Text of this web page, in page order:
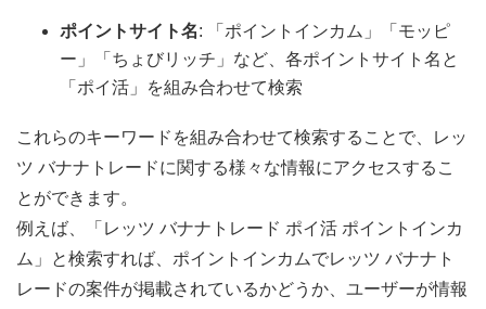
ポイントサイト名: 「ポイントインカム」「モッピ
ー」「ちょびリッチ」など、各ポイントサイト名と
「ポイ活」を組み合わせて検索
これらのキーワードを組み合わせて検索することで、レッ
ツ バナナトレードに関する様々な情報にアクセスするこ
とができます。
例えば、「レッツ バナナトレード ポイ活 ポイントインカ
ム」と検索すれば、ポイントインカムでレッツ バナナト
レードの案件が掲載されているかどうか、ユーザーが情報